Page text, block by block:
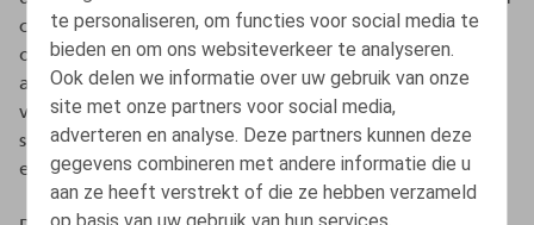
te personaliseren, om functies voor social media te
bieden en om ons websiteverkeer te analyseren.
Ook delen we informatie over uw gebruik van onze
site met onze partners voor social media,
adverteren en analyse. Deze partners kunnen deze
gegevens combineren met andere informatie die u
aan ze heeft verstrekt of die ze hebben verzameld
op basis van uw gebruik van hun services.
collectieve arbeidsovereenkomst op
ondernemingsniveau of een bijlage bij de
arbeidsovereenkomst worden afgesloten, afhankelijk
van het bevoegde paritaire comité en de concrete
situatie van de werkgever (de aan- of afwezigheid van
een vakbondsafvaardiging).